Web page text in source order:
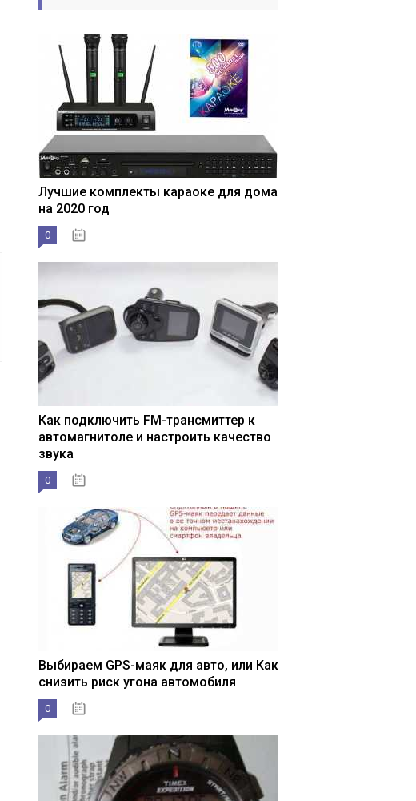
Лучшие комплекты караоке для дома
на 2020 год
0
Как подключить FM-трансмиттер к
автомагнитоле и настроить качество
звука
0
Выбираем GPS-маяк для авто, или Как
снизить риск угона автомобиля
0